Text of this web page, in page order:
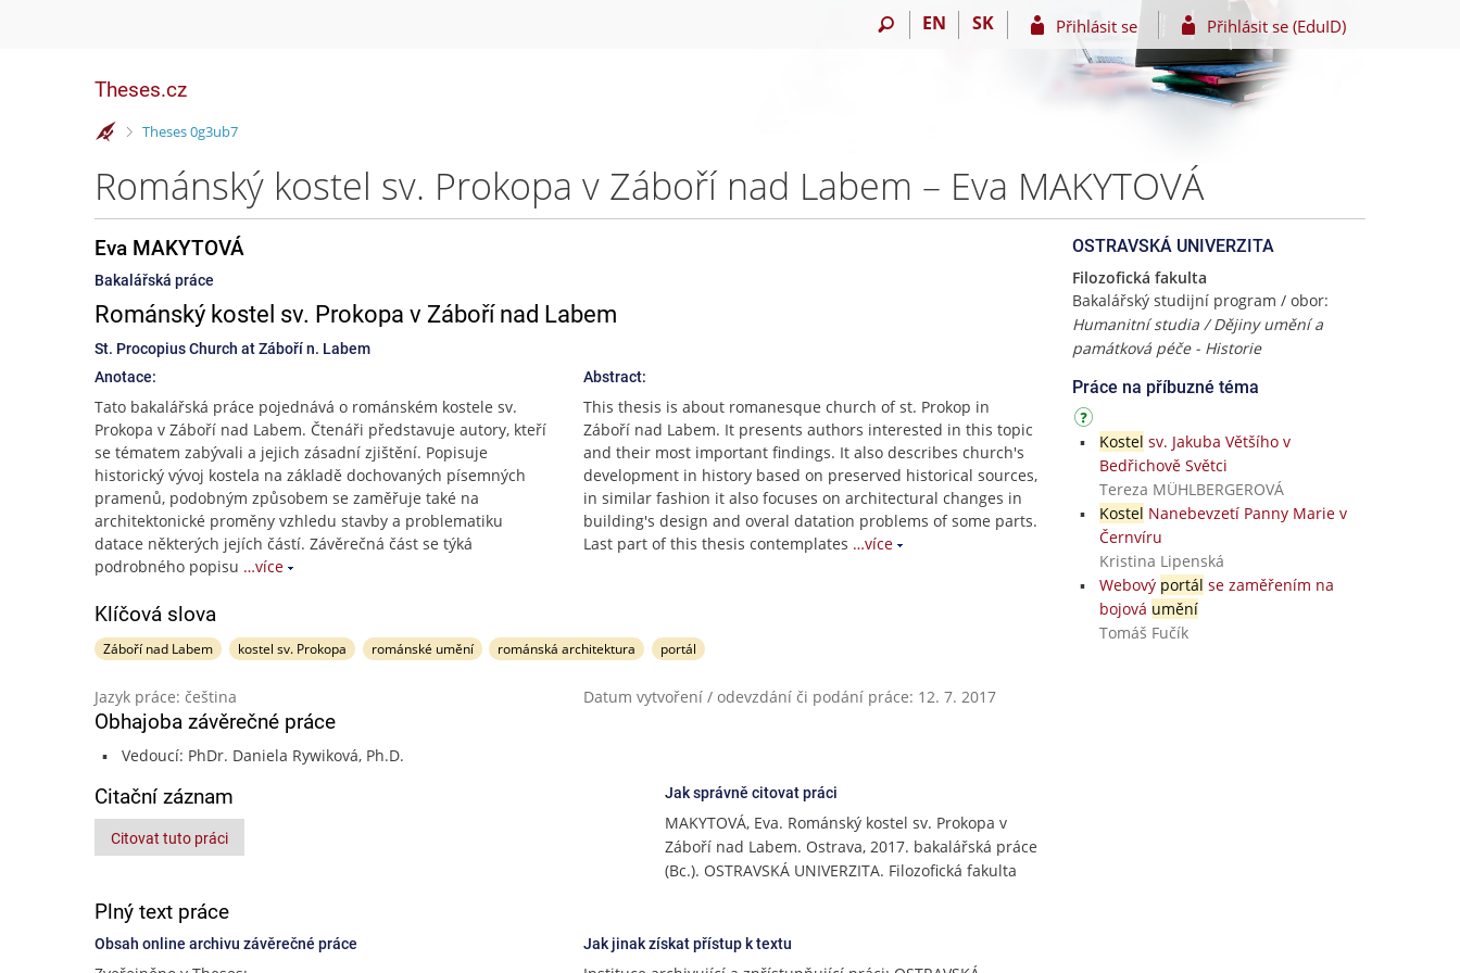
EN SK Přihlásit se Přihlásit se (EduID)
Theses.cz
>
Theses 0g3ub7
Románský kostel sv. Prokopa v Záboří nad Labem – Eva MAKYTOVÁ
Eva MAKYTOVÁ
Bakalářská práce
Románský kostel sv. Prokopa v Záboří nad Labem
St. Procopius Church at Záboří n. Labem
Anotace:
Tato bakalářská práce pojednává o románském kostele sv.
Prokopa v Záboří nad Labem. Čtenáři představuje autory, kteří
se tématem zabývali a jejich zásadní zjištění. Popisuje
historický vývoj kostela na základě dochovaných písemných
pramenů, podobným způsobem se zaměřuje také na
architektonické proměny vzhledu stavby a problematiku
datace některých jejích částí. Závěrečná část se týká
podrobného popisu …více
Abstract:
This thesis is about romanesque church of st. Prokop in
Záboří nad Labem. It presents authors interested in this topic
and their most important findings. It also describes church's
development in history based on preserved historical sources,
in similar fashion it also focuses on architectural changes in
building's design and overal datation problems of some parts.
Last part of this thesis contemplates …více
Klíčová slova
Záboří nad Labem kostel sv. Prokopa románské umění románská architektura portál
Jazyk práce: čeština Datum vytvoření / odevzdání či podání práce: 12. 7. 2017
Obhajoba závěrečné práce
Vedoucí: PhDr. Daniela Rywiková, Ph.D.
Citační záznam
Citovat tuto práci
Jak správně citovat práci
MAKYTOVÁ, Eva. Románský kostel sv. Prokopa v
Záboří nad Labem. Ostrava, 2017. bakalářská práce
(Bc.). OSTRAVSKÁ UNIVERZITA. Filozofická fakulta
Plný text práce
Obsah online archivu závěrečné práce Jak jinak získat přístup k textu
OSTRAVSKÁ UNIVERZITA
Filozofická fakulta
Bakalářský studijní program / obor:
Humanitní studia / Dějiny umění a
památková péče - Historie
Práce na příbuzné téma
Kostel sv. Jakuba Většího v
Bedřichově Světci
Tereza MÜHLBERGEROVÁ
Kostel Nanebevzetí Panny Marie v
Černvíru
Kristina Lipenská
Webový portál se zaměřením na
bojová umění
Tomáš Fučík